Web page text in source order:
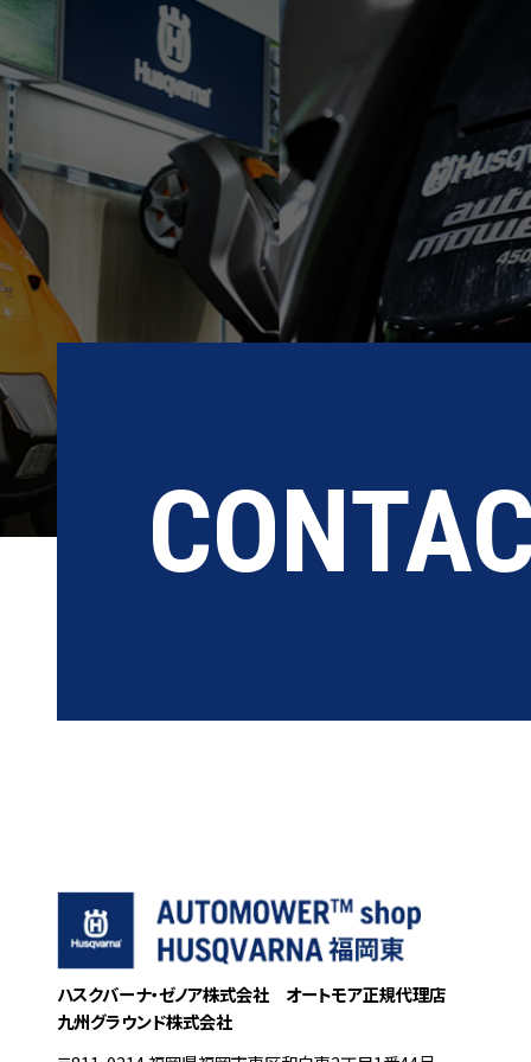
ハスクバーナ・ゼノア株式会社 オートモア正規代理店
九州グラウンド株式会社